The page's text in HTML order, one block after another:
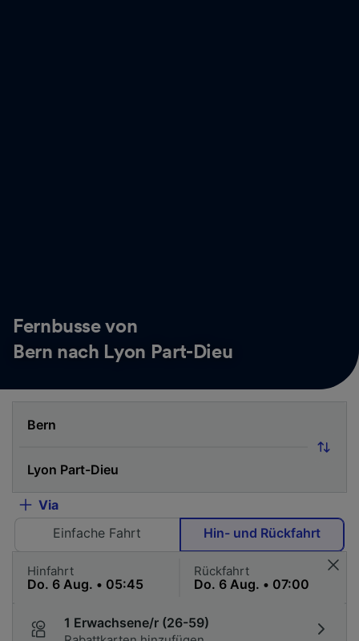
Fernbusse von
Bern nach Lyon Part-Dieu
Via
Einfache Fahrt
Hin- und Rückfahrt
Hinfahrt Rückfahrt
1 Erwachsene/r (26-59)